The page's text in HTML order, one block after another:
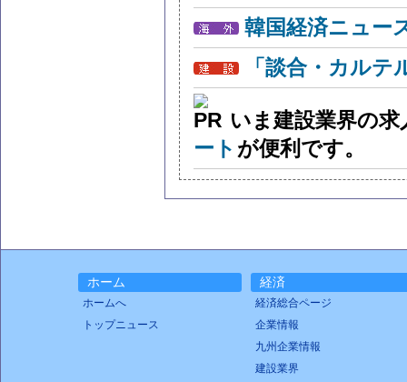
韓国経済ニュー
「談合・カル
いま建設業界の
ート が便利です。
ホーム
ホームへ
トップニュース
経済
経済総合ページ
企業情報
九州企業情報
建設業界